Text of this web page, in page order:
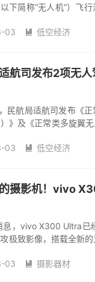
下简称“无人机”）飞
03
 低空经济
航司发布2项无
民航局适航司发布《
》及《正常类多旋翼
03
 低空经济
摄影机！vivo
息，vivo X300 Ultra已
极致影像，搭载全新
03
 摄影器材